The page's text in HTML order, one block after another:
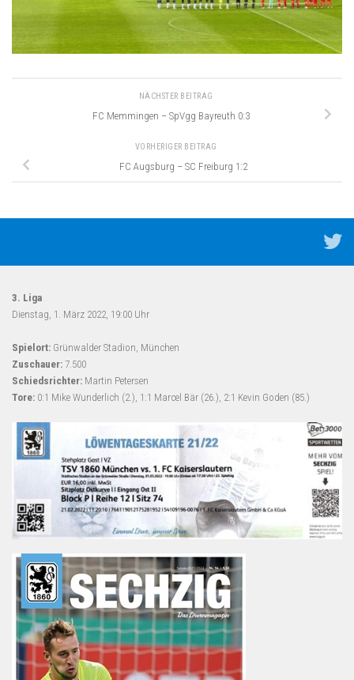
NÄCHSTER BEITRAG
FC Memmingen – SpVgg Bayreuth 0:3
VORHERIGER BEITRAG
FC Augsburg – SC Freiburg 1:2
3. Liga
Dienstag, 1. März 2022, 19:00 Uhr
Spielort: Grünwalder Stadion, München
Zuschauer: 7.500
Schiedsrichter: Martin Petersen
Tore: 0:1 Mike Wunderlich (2.), 1:1 Marcel Bär (26.), 2:1 Kevin Goden (85.)